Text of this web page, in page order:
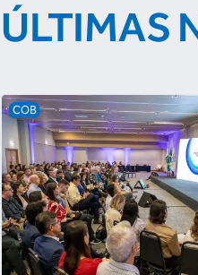
ÚLTIMAS
COB